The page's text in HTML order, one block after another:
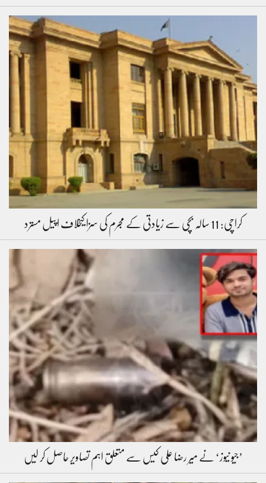
کراچی: 11 سالہ بچی سے زیادتی کے مجرم کی سزا کیخلاف اپیل مسترد
’جیو نیوز‘ نے میر رضا علی کیس سے متعلق اہم تصاویر حاصل کر لیں